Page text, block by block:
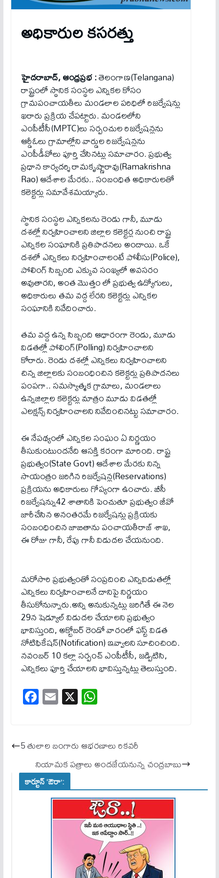
అధికారుల క‌స‌ర‌త్తు
హైదరాబాద్, ఆంధ్ర‌ప్ర‌భ :తెలంగాణ(Telangana)
రాష్ట్రంలో స్థానిక సంస్థల ఎన్నికల కోసం
గ్రామపంచాయతీలు మండలాల పరిధిలో రిజర్వేషన్లు
ఖరారు ప్రక్రియ చేపట్టారు. మండలలోని
ఎంపీటీసీ(MPTC)లు సర్పంచుల రిజర్వేషన్లను
ఆర్డీఓలు గ్రామాల్లోని వార్డుల రిజర్వేషన్లను
ఎంపీడీవోలు పూర్తి చేసిన‌ట్లు స‌మాచారం. ప్రభుత్వ
ప్రధాన కార్యదర్శి రామకృష్ణారావు(Ramakrishna
Rao) ఆదేశాల మేరకు.. సంబంధిత అధికారులతో
కలెక్టర్లు సమావేశమయ్యారు.
స్థానిక సంస్థల ఎన్నికలను రెండు గానీ, మూడు
దశల్లో నిర్వహించాలని జిల్లాల కలెక్టర్ల నుంచి రాష్ట్ర
ఎన్నికల సంఘానికి ప్రతిపాదనలు అందాయి. ఒకే
దశలో ఎన్నికలు నిర్వహించాలంటే పోలీసు(Police),
పోలింగ్ సిబ్బంది ఎక్కువ సంఖ్యలో అవసరం
అవుతారని, అంత మొత్తం లో ప్రభుత్వ ఉద్యోగులు,
అధికారులు తమ వద్ద లేరని కలెక్టర్లు ఎన్నికల
సంఘానికి నివేదించారు.
తమ వద్ద ఉన్న సిబ్బంది ఆధారంగా రెండు, మూడు
విడతల్లో పోలింగ్(Polling) నిర్వహించాలని
కోరారు. రెండు దశల్లో ఎన్నికలు నిర్వహించాలని
చిన్న జిల్లాలకు సంబంధించిన కలెక్టర్లు ప్రతిపాదనలు
పంపగా.. సమస్యాత్మక గ్రామాలు, మండలాలు
ఉన్నజిల్లాల కలెక్టర్లు మాత్రం మూడు విడతల్లో
ఎలక్షన్స్ నిర్వహించాలని నివేదించినట్టు సమాచారం.
ఈ నేపథ్యంలో ఎన్నికల సంఘం ఏ నిర్ణయం
తీసుకుంటుందనేది ఆసక్తి కరంగా మారింది. రాష్ట్ర
ప్రభుత్వం(State Govt) ఆదేశాల మేరకు నిన్న‌
సాయంత్రం జరిగిన రిజర్వేషన్ల(Reservations)
ప్రక్రియను అధికారులు గోప్యంగా ఉంచారు. బీసీ
రిజర్వేషన్ను42 శాతానికి పెంచుతూ ప్రభుత్వం జీవో
జారీచేసిన అనంతరమే రిజర్వేషన్లు ప్రక్రియకు
సంబంధించిన జాబితాను పంచాయతీరాజ్ శాఖ,
ఈ రోజు గానీ, రేపు గానీ విడుదల చేయనుంది.
మరోసారి ప్రభుత్వంతో సంప్రదించి ఎన్నివిడుతల్లో
ఎన్నికలు నిర్వహించాలనే దానిపై నిర్ణయం
తీసుకోనున్నారు.అన్ని అనుకున్నట్లు జరిగితే ఈ నెల
29న షెడ్యూల్ విడుదల చేయాలని ప్రభుత్వం
భావిస్తుంది, అక్టోబర్ రెండో వారంలో ఫస్ట్ విడత
నోటిఫికేషన్(Notification) ఇవ్వాలని సూచించింది.
నవంబర్ 10 కల్లా సర్పంచ్ ఎంపీటీసీ, జడ్పిటిసి,
ఎన్నికలు పూర్తి చేయాలని భావిస్తున్నట్లు తెలుస్తుంది.
Fa
ce
ok
E
m
X W
ha
A
pp
5 తులాల బంగారు ఆభరణాలు రికవరీ
నియామ‌క ప‌త్రాలు అందజేయనున్న చంద్రబాబు
కార్టూన్ ‘ఔరా’: